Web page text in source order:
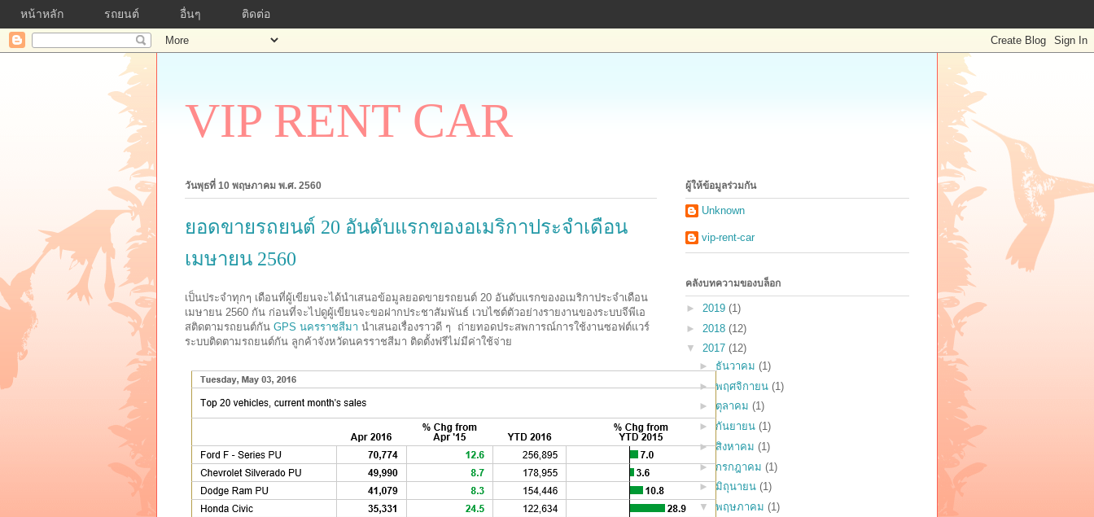
หน้าหลัก รถยนต์ อื่นๆ ติดต่อ
VIP RENT CAR
วันพุธที่ 10 พฤษภาคม พ.ศ. 2560
ยอดขายรถยนต์ 20 อันดับแรกของอเมริกาประจำเดือน
เมษายน 2560
เป็นประจำทุกๆ เดือนที่ผู้เขียนจะได้นำเสนอข้อมูลยอดขายรถยนต์ 20 อันดับแรกของอเมริกาประจำเดือน
เมษายน 2560 กัน ก่อนที่จะไปดูผู้เขียนจะขอฝากประชาสัมพันธ์ เวบไซต์ตัวอย่างรายงานของระบบจีพีเอ
สติดตามรถยนต์กัน GPS นครราชสีมา นำเสนอเรื่องราวดี ๆ ถ่ายทอดประสพการณ์การใช้งานซอฟต์แวร์
ระบบติดตามรถยนต์กัน ลูกค้าจังหวัดนครราชสีมา ติดตั้งฟรีไม่มีค่าใช้จ่าย
ผู้ให้ข้อมูลร่วมกัน
Unknown
vip-rent-car
คลังบทความของบล็อก
► 2019 (1)
► 2018 (12)
▼ 2017 (12)
► ธันวาคม (1)
►พฤศจิกายน (1)
► ตุลาคม (1)
► กันยายน (1)
►สิงหาคม (1)
►กรกฎาคม (1)
► มิถุนายน (1)
▼ พฤษภาคม (1)